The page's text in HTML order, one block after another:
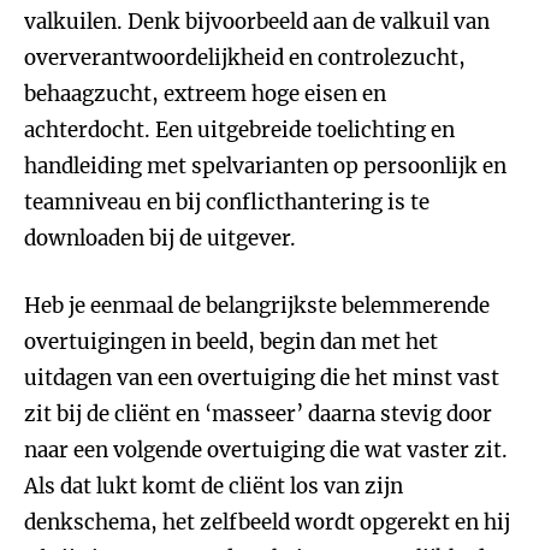
valkuilen. Denk bijvoorbeeld aan de valkuil van
oververantwoordelijkheid en controlezucht,
behaagzucht, extreem hoge eisen en
achterdocht. Een uitgebreide toelichting en
handleiding met spelvarianten op persoonlijk en
teamniveau en bij conflicthantering is te
downloaden bij de uitgever.
Heb je eenmaal de belangrijkste belemmerende
overtuigingen in beeld, begin dan met het
uitdagen van een overtuiging die het minst vast
zit bij de cliënt en ‘masseer’ daarna stevig door
naar een volgende overtuiging die wat vaster zit.
Als dat lukt komt de cliënt los van zijn
denkschema, het zelfbeeld wordt opgerekt en hij